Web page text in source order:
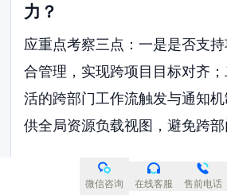
力？
应重点考察三点：一是是否支
合管理，实现跨项目目标对齐
活的跨部门工作流触发与通知
供全局资源负载视图，避免跨部
微信咨询 在线客服 售前电话